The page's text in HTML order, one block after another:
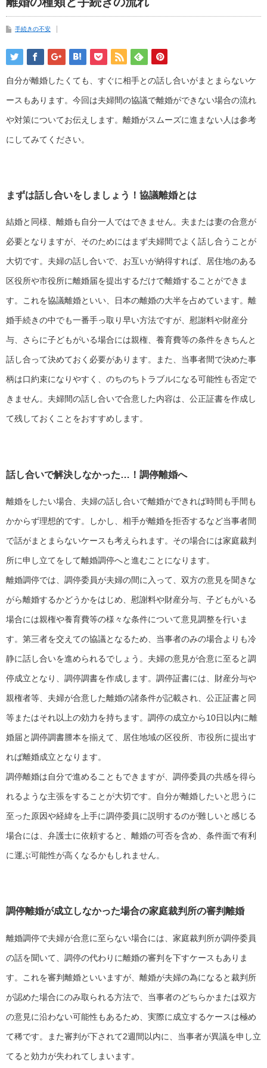
手続きの不安
自分が離婚したくても、すぐに相手との話し合いがまとまらないケ
ースもあります。今回は夫婦間の協議で離婚ができない場合の流れ
や対策についてお伝えします。離婚がスムーズに進まない人は参考
にしてみてください。
まずは話し合いをしましょう！協議離婚とは
結婚と同様、離婚も自分一人ではできません。夫または妻の合意が
必要となりますが、そのためにはまず夫婦間でよく話し合うことが
大切です。夫婦の話し合いで、お互いが納得すれば、居住地のある
区役所や市役所に離婚届を提出するだけで離婚することができま
す。これを協議離婚といい、日本の離婚の大半を占めています。離
婚手続きの中でも一番手っ取り早い方法ですが、慰謝料や財産分
与、さらに子どもがいる場合には親権、養育費等の条件をきちんと
話し合って決めておく必要があります。また、当事者間で決めた事
柄は口約束になりやすく、のちのちトラブルになる可能性も否定で
きません。夫婦間の話し合いで合意した内容は、公正証書を作成し
て残しておくことをおすすめします。
話し合いで解決しなかった…！調停離婚へ
離婚をしたい場合、夫婦の話し合いで離婚ができれば時間も手間も
かからず理想的です。しかし、相手が離婚を拒否するなど当事者間
で話がまとまらないケースも考えられます。その場合には家庭裁判
所に申し立てをして離婚調停へと進むことになります。
離婚調停では、調停委員が夫婦の間に入って、双方の意見を聞きな
がら離婚するかどうかをはじめ、慰謝料や財産分与、子どもがいる
場合には親権や養育費等の様々な条件について意見調整を行いま
す。第三者を交えての協議となるため、当事者のみの場合よりも冷
静に話し合いを進められるでしょう。夫婦の意見が合意に至ると調
停成立となり、調停調書を作成します。調停証書には、財産分与や
親権者等、夫婦が合意した離婚の諸条件が記載され、公正証書と同
等またはそれ以上の効力を持ちます。調停の成立から10日以内に離
婚届と調停調書謄本を揃えて、居住地域の区役所、市役所に提出す
れば離婚成立となります。
調停離婚は自分で進めることもできますが、調停委員の共感を得ら
れるような主張をすることが大切です。自分が離婚したいと思うに
至った原因や経緯を上手に調停委員に説明するのが難しいと感じる
場合には、弁護士に依頼すると、離婚の可否を含め、条件面で有利
に運ぶ可能性が高くなるかもしれません。
調停離婚が成立しなかった場合の家庭裁判所の審判離婚
離婚調停で夫婦が合意に至らない場合には、家庭裁判所が調停委員
の話を聞いて、調停の代わりに離婚の審判を下すケースもありま
す。これを審判離婚といいますが、離婚が夫婦の為になると裁判所
が認めた場合にのみ取られる方法で、当事者のどちらかまたは双方
の意見に沿わない可能性もあるため、実際に成立するケースは極め
て稀です。また審判が下されて2週間以内に、当事者が異議を申し立
てると効力が失われてしまいます。